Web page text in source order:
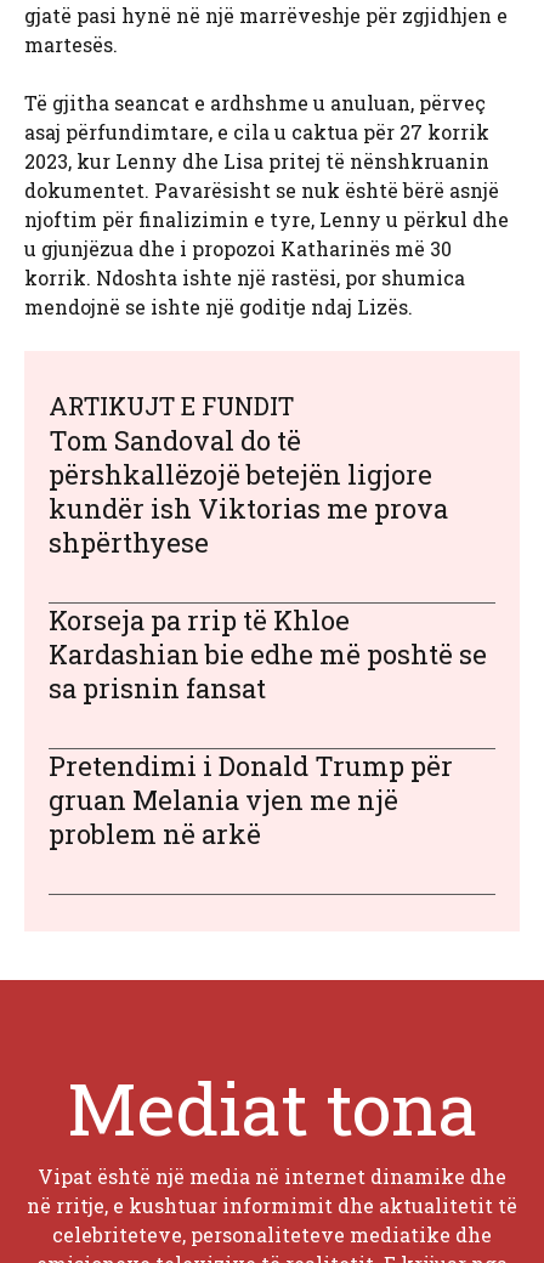
gjatë pasi hynë në një marrëveshje për zgjidhjen e
martesës.
Të gjitha seancat e ardhshme u anuluan, përveç
asaj përfundimtare, e cila u caktua për 27 korrik
2023, kur Lenny dhe Lisa pritej të nënshkruanin
dokumentet. Pavarësisht se nuk është bërë asnjë
njoftim për finalizimin e tyre, Lenny u përkul dhe
u gjunjëzua dhe i propozoi Katharinës më 30
korrik. Ndoshta ishte një rastësi, por shumica
mendojnë se ishte një goditje ndaj Lizës.
ARTIKUJT E FUNDIT
Tom Sandoval do të
përshkallëzojë betejën ligjore
kundër ish Viktorias me prova
shpërthyese
Korseja pa rrip të Khloe
Kardashian bie edhe më poshtë se
sa prisnin fansat
Pretendimi i Donald Trump për
gruan Melania vjen me një
problem në arkë
Mediat tona
Vipat është një media në internet dinamike dhe
në rritje, e kushtuar informimit dhe aktualitetit të
celebriteteve, personaliteteve mediatike dhe